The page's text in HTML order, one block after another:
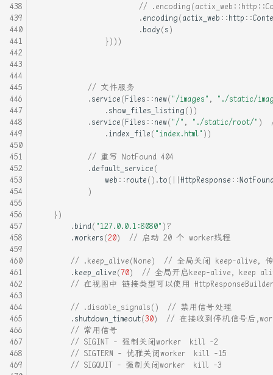
//
.encoding(actix_web ::http ::
.body(s)
})))
// 文件服务
.service(Files ::new( "/images" ,
"./static/
.show_files_listing())
.service(Files ::new( "/" , "./static/root/" )
.index_file( "index.html" ))
// 重写 NotFound 404
.default_service(
web ::route().to( ||HttpResponse ::
)
})
.bind( "127.0.0.1:8080" )?
.workers(20) // 启动 20 个 worker线程
// .keep_alive(None)  // 全局关闭 keep-alive, 传
.keep_alive(70)
// 全局开启keep-alive, keep
// 在视图中 链接类型可以使用
// .disable_signals()  // 禁用信号处理
.shutdown_timeout(30)
// 在接收到停机信号后
// 常用信号
// SIGINT - 强制关闭worker  kill -2
// SIGTERM - 优雅关闭worker  kill -15
// SIGQUIT - 强制关闭worker  kill -3